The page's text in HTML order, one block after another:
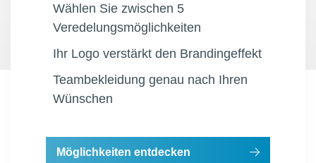
Wählen Sie zwischen 5
Veredelungsmöglichkeiten
Ihr Logo verstärkt den Brandingeffekt
Teambekleidung genau nach Ihren
Wünschen
Möglichkeiten entdecken